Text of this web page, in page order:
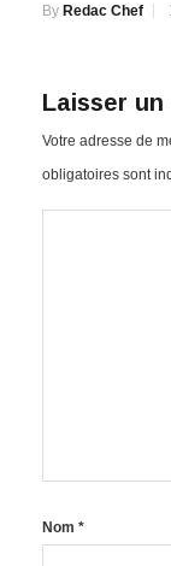
By Redac Chef
Laisser
Votre adresse de
obligatoires sont
Nom *